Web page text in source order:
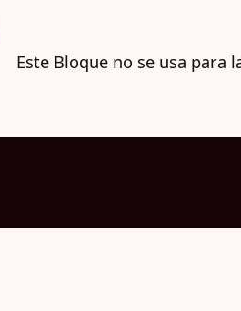
Este Bloque no se usa para